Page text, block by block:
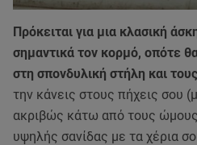
Πρόκειται για μια κλασική
σημαντικά τον κορμό, οπότε
στη σπονδυλική στήλη και
την κάνεις στους πήχεις σου
ακριβώς κάτω από τους
υψηλής σανίδας με τα χέρια